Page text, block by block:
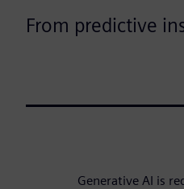
From predictive
Generative AI is